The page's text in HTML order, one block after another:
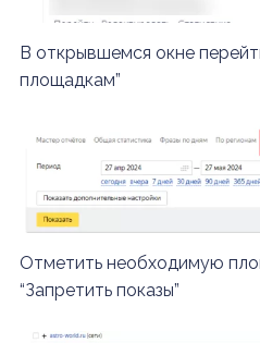
В открывшемся окне
площадкам”
Отметить необходимую
“Запретить показы”